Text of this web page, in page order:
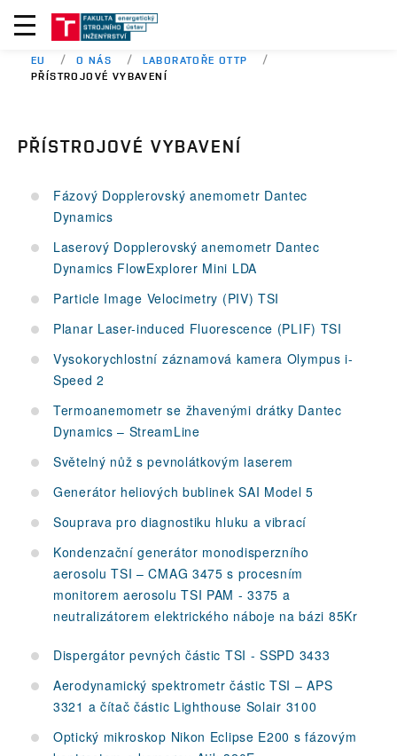
EU O NÁS
LABORATOŘE OTTP
PŘÍSTROJOVÉ VYBAVENÍ
PŘÍSTROJOVÉ VYBAVENÍ
Fázový Dopplerovský anemometr Dantec
Dynamics
Laserový Dopplerovský anemometr Dantec
Dynamics FlowExplorer Mini LDA
Particle Image Velocimetry (PIV) TSI
Planar Laser-induced Fluorescence (PLIF) TSI
Vysokorychlostní záznamová kamera Olympus i-
Speed 2
Termoanemometr se žhavenými drátky Dantec
Dynamics – StreamLine
Světelný nůž s pevnolátkovým laserem
Generátor heliových bublinek SAI Model 5
Souprava pro diagnostiku hluku a vibrací
Kondenzační generátor monodisperzního
aerosolu TSI – CMAG 3475 s procesním
monitorem aerosolu TSI PAM - 3375 a
neutralizátorem elektrického náboje na bázi 85Kr
Dispergátor pevných částic TSI - SSPD 3433
Aerodynamický spektrometr částic TSI – APS
3321 a čítač částic Lighthouse Solair 3100
Optický mikroskop Nikon Eclipse E200 s fázovým